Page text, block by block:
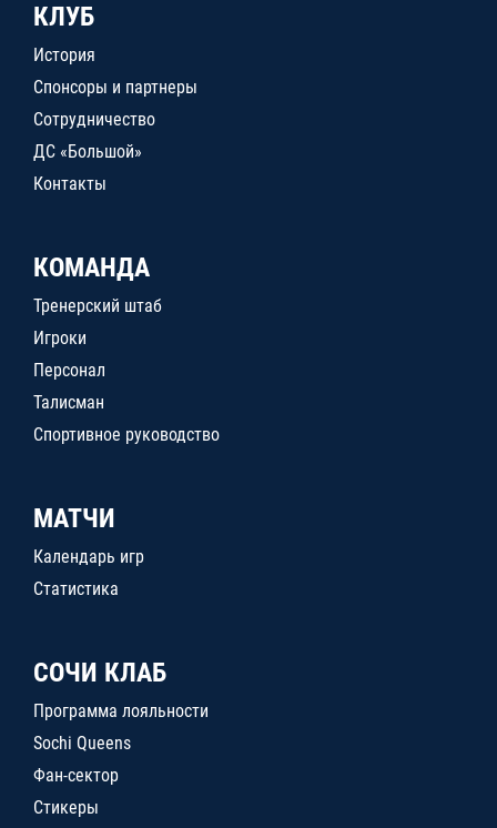
КЛУБ
История
Спонсоры и партнеры
Сотрудничество
ДС «Большой»
Контакты
КОМАНДА
Тренерский штаб
Игроки
Персонал
Талисман
Спортивное руководство
МАТЧИ
Календарь игр
Статистика
СОЧИ КЛАБ
Программа лояльности
Sochi Queens
Фан-сектор
Стикеры